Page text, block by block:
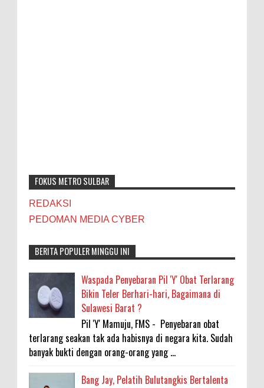
FOKUS METRO SULBAR
REDAKSI
PEDOMAN MEDIA CYBER
BERITA POPULER MINGGU INI
Waspada Penyebaran Pil 'Y' Obat Terlarang
Bikin Teler Berhari-hari, Bagaimana di
Sulawesi Barat ?
Pil 'Y' Mamuju, FMS - Penyebaran obat
terlarang seakan tak ada habisnya di negara kita. Sudah
banyak bukti dengan orang-orang yang ...
Bang Jay, Pelatih Bulutangkis Bertalenta